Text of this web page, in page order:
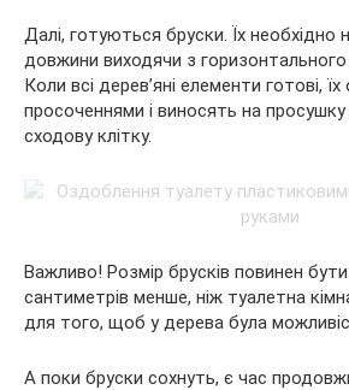
Далі, готуються бруски. Їх необхідно
довжини виходячи з горизонтального
Коли всі дерев’яні елементи готові,
просоченнями і виносять на
сходову клітку.
Важливо! Розмір брусків повинен бути
сантиметрів менше, ніж туалетна
для того, щоб у дерева була
А поки бруски сохнуть, є час